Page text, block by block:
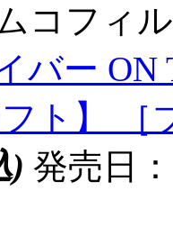
コフィ
バー ON
ト】 ［
) 発売日